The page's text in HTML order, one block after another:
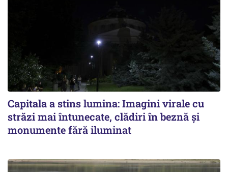
Capitala a stins lumina: Imagini virale cu
străzi mai întunecate, clădiri în beznă și
monumente fără iluminat